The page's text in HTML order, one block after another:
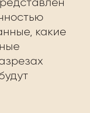
какие